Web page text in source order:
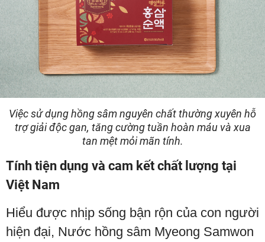
Việc sử dụng hồng sâm nguyên chất thường xuyên hỗ
trợ giải độc gan, tăng cường tuần hoàn máu và xua
tan mệt mỏi mãn tính.
Tính tiện dụng và cam kết chất lượng tại
Việt Nam
Hiểu được nhịp sống bận rộn của con người
hiện đại, Nước hồng sâm Myeong Samwon